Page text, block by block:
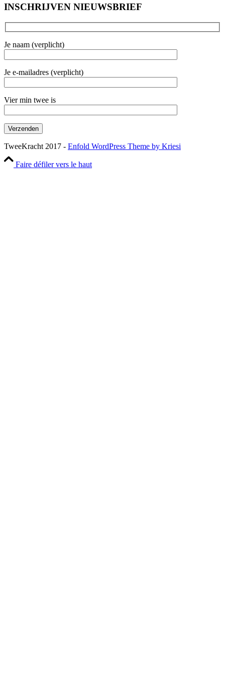
INSCHRIJVEN NIEUWSBRIEF
Je naam (verplicht)
Je e-mailadres (verplicht)
Vier min twee is
TweeKracht 2017 - Enfold WordPress Theme by Kriesi
Faire défiler vers le haut